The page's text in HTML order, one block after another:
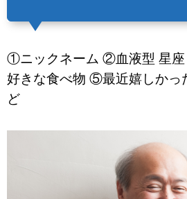
①ニックネーム ②血液型 星
好きな食べ物 ⑤最近嬉しか
ど